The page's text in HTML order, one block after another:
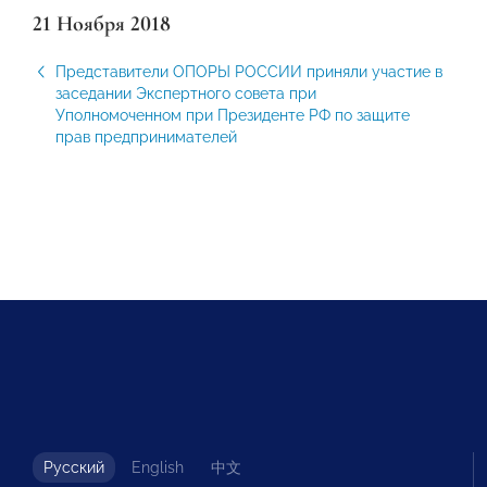
21 Ноября 2018
Представители ОПОРЫ РОССИИ приняли участие в
заседании Экспертного совета при
Уполномоченном при Президенте РФ по защите
прав предпринимателей
Русский English 中文